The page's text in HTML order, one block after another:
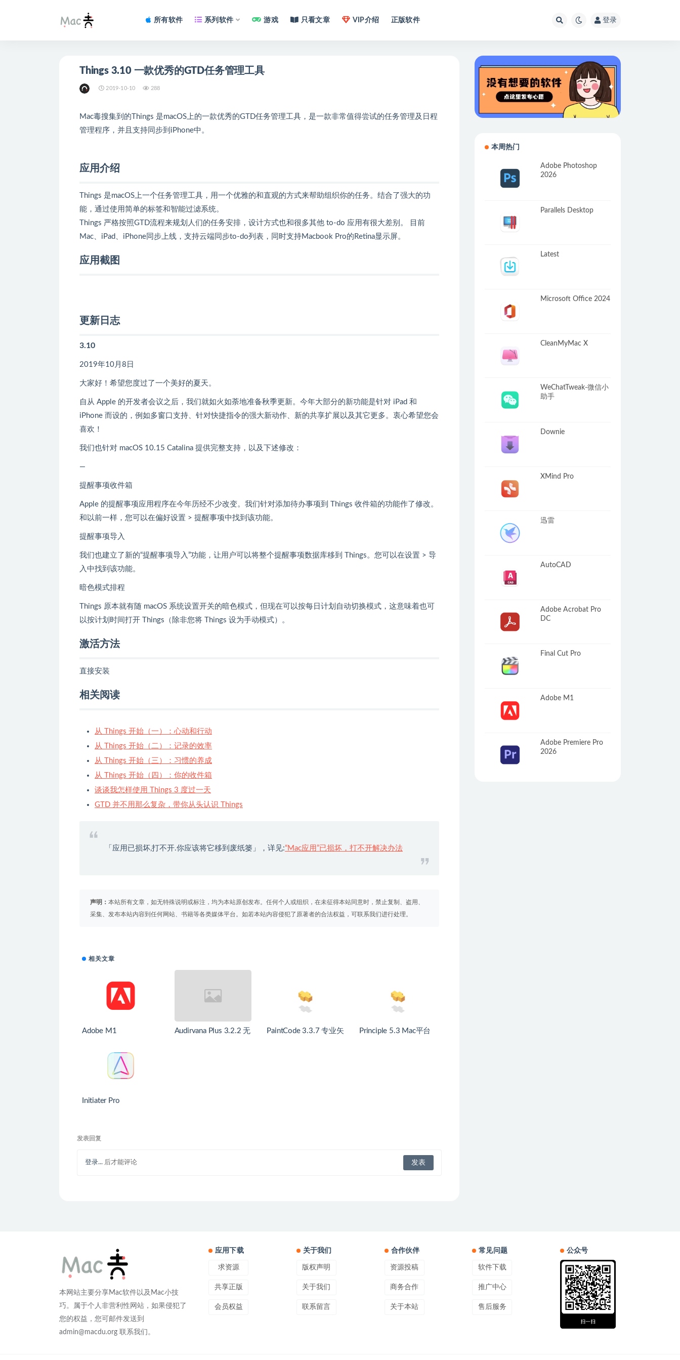
所有软件 系列软件 游戏 只看文章 VIP介绍 正版软件 登录
Things 3.10 一款优秀的GTD任务管理工具
2019-10-10 288
Mac毒搜集到的Things 是macOS上的一款优秀的GTD任务管理工具，是一款非常值得尝试的任务管理及日程
管理程序，并且支持同步到iPhone中。
应用介绍
Things 是macOS上一个任务管理工具，用一个优雅的和直观的方式来帮助组织你的任务。结合了强大的功
能，通过使用简单的标签和智能过滤系统。
Things 严格按照GTD流程来规划人们的任务安排，设计方式也和很多其他 to-do 应用有很大差别。 目前
Mac、iPad、iPhone同步上线，支持云端同步to-do列表，同时支持Macbook Pro的Retina显示屏。
应用截图
更新日志
3.10
2019年10月8日
大家好！希望您度过了一个美好的夏天。
自从 Apple 的开发者会议之后，我们就如火如荼地准备秋季更新。今年大部分的新功能是针对 iPad 和
iPhone 而设的，例如多窗口支持、针对快捷指令的强大新动作、新的共享扩展以及其它更多。衷心希望您会
喜欢！
我们也针对 macOS 10.15 Catalina 提供完整支持，以及下述修改：
—
提醒事项收件箱
Apple 的提醒事项应用程序在今年历经不少改变。我们针对添加待办事项到 Things 收件箱的功能作了修改。
和以前一样，您可以在偏好设置 > 提醒事项中找到该功能。
提醒事项导入
我们也建立了新的“提醒事项导入”功能，让用户可以将整个提醒事项数据库移到 Things。您可以在设置 > 导
入中找到该功能。
暗色模式排程
Things 原本就有随 macOS 系统设置开关的暗色模式，但现在可以按每日计划自动切换模式，这意味着也可
以按计划时间打开 Things（除非您将 Things 设为手动模式）。
激活方法
直接安装
相关阅读
从 Things 开始（一）：心动和行动
从 Things 开始（二）：记录的效率
从 Things 开始（三）：习惯的养成
从 Things 开始（四）：你的收件箱
谈谈我怎样使用 Things 3 度过一天
GTD 并不用那么复杂，带你从头认识 Things
「应用已损坏,打不开.你应该将它移到废纸篓」，详见:“Mac应用”已损坏，打不开解决办法
声明： 本站所有文章，如无特殊说明或标注，均为本站原创发布。任何个人或组织，在未征得本站同意时，禁止复制、盗用、
采集、发布本站内容到任何网站、书籍等各类媒体平台。如若本站内容侵犯了原著者的合法权益，可联系我们进行处理。
相关文章
Adobe M1
Audirvana Plus 3.2.2 无
PaintCode 3.3.7 专业矢
Principle 5.3 Mac平台
Initiater Pro
发表回复
登录... 后才能评论
本周热门
Adobe Photoshop
2026
Parallels Desktop
Latest
Microsoft Office 2024
CleanMyMac X
WeChatTweak-微信小
助手
Downie
XMind Pro
迅雷
AutoCAD
Adobe Acrobat Pro
DC
Final Cut Pro
Adobe M1
Adobe Premiere Pro
2026
本网站主要分享Mac软件以及Mac小技
巧。属于个人非营利性网站，如果侵犯了
您的权益，您可邮件发送到
admin@macdu.org 联系我们。
应用下载
求资源
共享正版
会员权益
关于我们
版权声明
关于我们
联系留言
合作伙伴
资源投稿
商务合作
关于本站
常见问题
软件下载
推广中心
售后服务
公众号